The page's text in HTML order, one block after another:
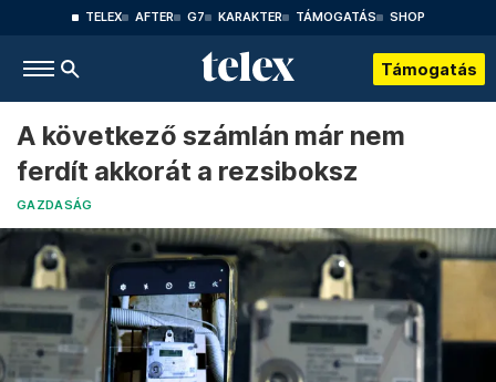
TELEX AFTER G7 KARAKTER TÁMOGATÁS SHOP
Támogatás
A következő számlán már nem
ferdít akkorát a rezsiboksz
GAZDASÁG